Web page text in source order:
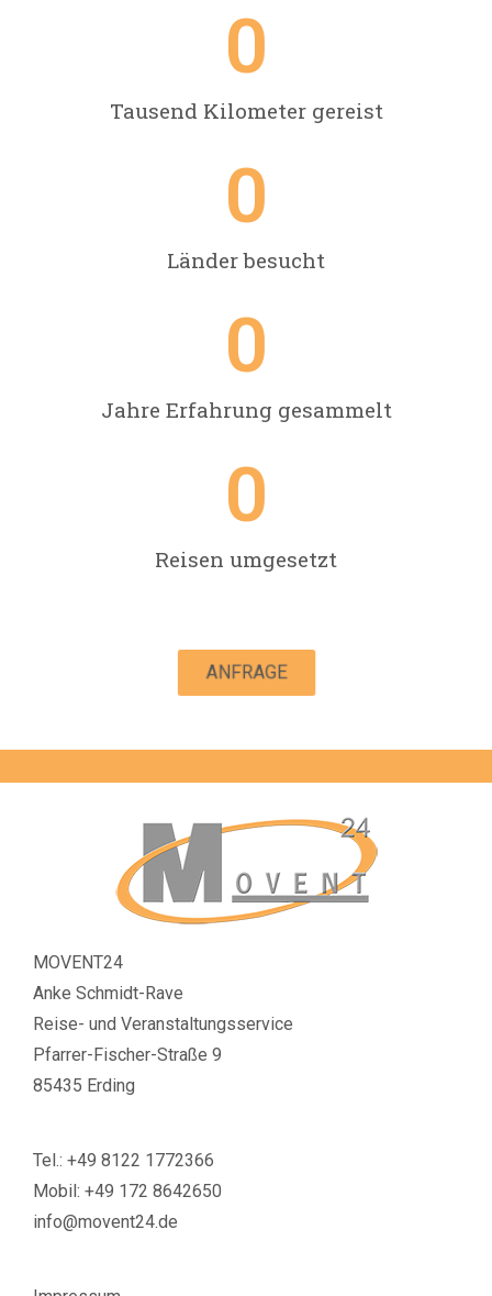
0
Tausend Kilometer gereist
0
Länder besucht
0
Jahre Erfahrung gesammelt
0
Reisen umgesetzt
ANFRAGE
MOVENT24
Anke Schmidt-Rave
Reise- und Veranstaltungsservice
Pfarrer-Fischer-Straße 9
85435 Erding
Tel.: +49 8122 1772366
Mobil: +49 172 8642650
info@movent24.de